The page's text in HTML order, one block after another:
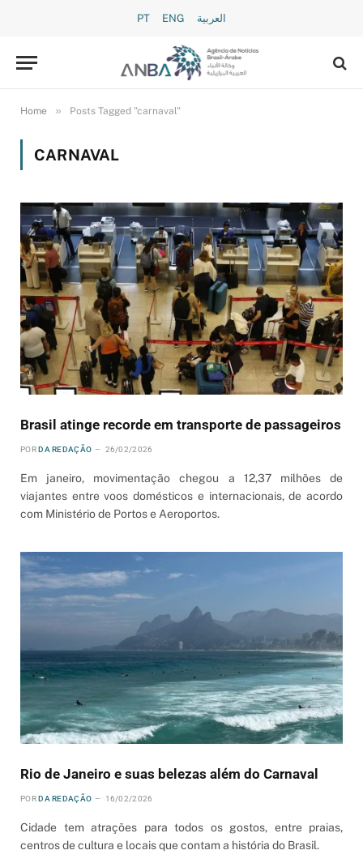
PT ENG العربية
Home » Posts Tagged "carnaval"
CARNAVAL
Brasil atinge recorde em transporte de passageiros
POR DA REDAÇÃO 26/02/2026
Em janeiro, movimentação chegou a 12,37 milhões de
viajantes entre voos domésticos e internacionais, de acordo
com Ministério de Portos e Aeroportos.
Rio de Janeiro e suas belezas além do Carnaval
POR DA REDAÇÃO 16/02/2026
Cidade tem atrações para todos os gostos, entre praias,
centros de cultura e locais que contam a história do Brasil.